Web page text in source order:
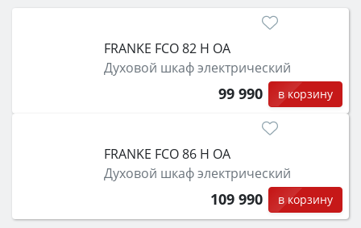
затем смотрите на объём 50–70 л для семьи,
функции (конвекция, гриль, самоочистка,
защита от детей).
FRANKE FCO 82 H OA
Духовой шкаф электрический
99 990 в корзину
FRANKE FCO 86 H OA
Духовой шкаф электрический
109 990 в корзину